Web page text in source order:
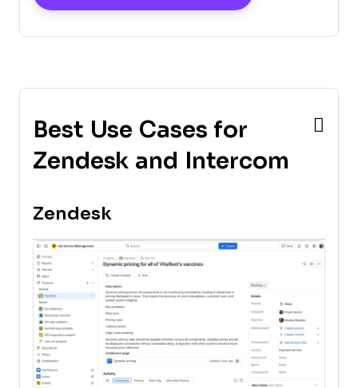
Best Use Cases for
Zendesk and Intercom
Zendesk